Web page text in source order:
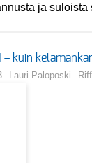
ja suloista
kuin
Lauri Paloposki